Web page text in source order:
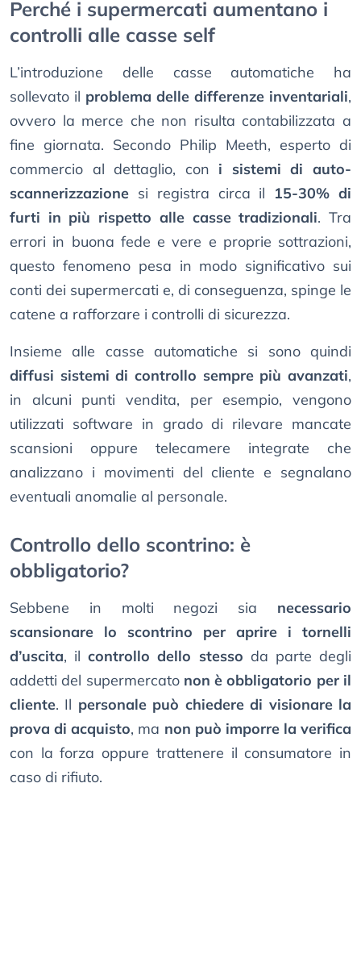
Perché i supermercati aumentano i
controlli alle casse self
L’introduzione delle casse automatiche ha
sollevato il problema delle differenze inventariali,
ovvero la merce che non risulta contabilizzata a
fine giornata. Secondo Philip Meeth, esperto di
commercio al dettaglio, con i sistemi di auto-
scannerizzazione si registra circa il 15-30% di
furti in più rispetto alle casse tradizionali. Tra
errori in buona fede e vere e proprie sottrazioni,
questo fenomeno pesa in modo significativo sui
conti dei supermercati e, di conseguenza, spinge le
catene a rafforzare i controlli di sicurezza.
Insieme alle casse automatiche si sono quindi
diffusi sistemi di controllo sempre più avanzati,
in alcuni punti vendita, per esempio, vengono
utilizzati software in grado di rilevare mancate
scansioni oppure telecamere integrate che
analizzano i movimenti del cliente e segnalano
eventuali anomalie al personale.
Controllo dello scontrino: è
obbligatorio?
Sebbene in molti negozi sia necessario
scansionare lo scontrino per aprire i tornelli
d’uscita, ilcontrollo dello stesso da parte degli
addetti del supermercato non è obbligatorio per il
cliente. Il personale può chiedere di visionare la
prova di acquisto, ma non può imporre la verifica
con la forza oppure trattenere il consumatore in
caso di rifiuto.